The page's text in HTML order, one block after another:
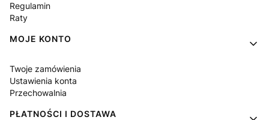
Regulamin
Raty
MOJE KONTO
Twoje zamówienia
Ustawienia konta
Przechowalnia
PŁATNOŚCI I DOSTAWA